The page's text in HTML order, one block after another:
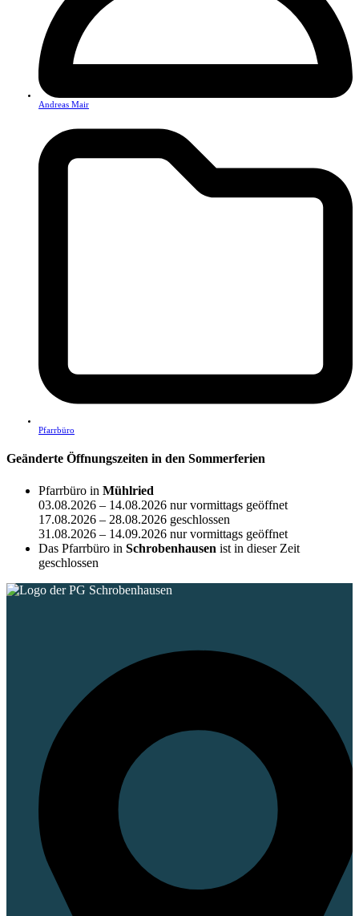
Andreas Mair
Pfarrbüro
Geänderte Öffnungszeiten in den Sommerferien
Pfarrbüro in Mühlried
03.08.2026 – 14.08.2026 nur vormittags geöffnet
17.08.2026 – 28.08.2026 geschlossen
31.08.2026 – 14.09.2026 nur vormittags geöffnet
Das Pfarrbüro in Schrobenhausen ist in dieser Zeit
geschlossen